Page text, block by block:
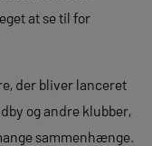
at se til for
der bliver lanceret
og andre klubber,
sammenhænge.